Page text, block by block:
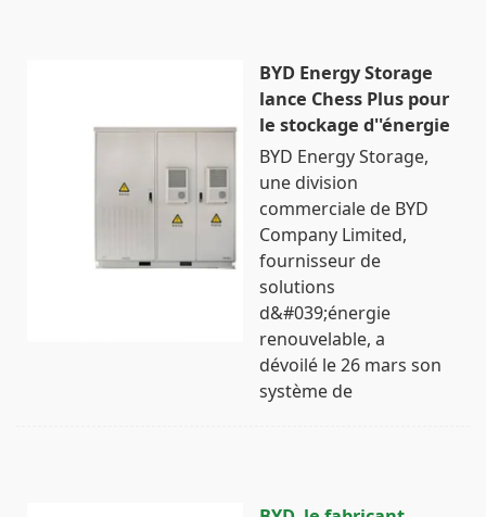
BYD Energy Storage
lance Chess Plus pour
le stockage d''énergie
BYD Energy Storage,
une division
commerciale de BYD
Company Limited,
fournisseur de
solutions
d&#039;énergie
renouvelable, a
dévoilé le 26 mars son
système de